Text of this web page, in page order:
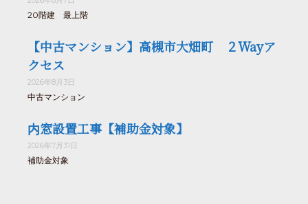
20階建 最上階
【中古マンション】高槻市大畑町 ２Wayア
クセス
2026年8月3日
中古マンション
内窓設置工事【補助金対象】
2026年7月31日
補助金対象